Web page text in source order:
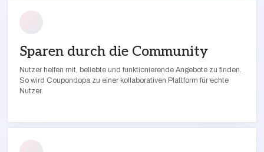
Sparen durch die Community
Nutzer helfen mit, beliebte und funktionierende Angebote zu finden.
So wird Coupondopa zu einer kollaborativen Plattform für echte
Nutzer.